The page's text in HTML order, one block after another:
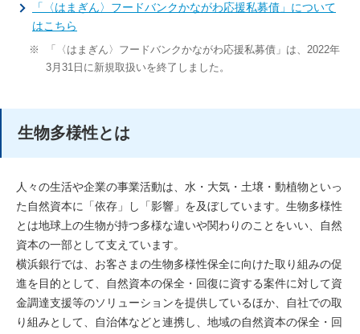
「〈はまぎん〉フードバンクかながわ応援私募債」について
はこちら
※
「〈はまぎん〉フードバンクかながわ応援私募債」は、2022年
3月31日に新規取扱いを終了しました。
生物多様性とは
人々の生活や企業の事業活動は、水・大気・土壌・動植物といっ
た自然資本に「依存」し「影響」を及ぼしています。生物多様性
とは地球上の生物が持つ多様な違いや関わりのことをいい、自然
資本の一部として支えています。
横浜銀行では、お客さまの生物多様性保全に向けた取り組みの促
進を目的として、自然資本の保全・回復に資する案件に対して資
金調達支援等のソリューションを提供しているほか、自社での取
り組みとして、自治体などと連携し、地域の自然資本の保全・回